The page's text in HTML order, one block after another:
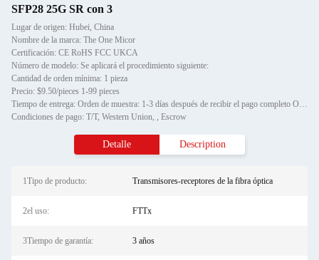
SFP28 25G SR con 3
Lugar de origen: Hubei, China
Nombre de la marca: The One Micor
Certificación: CE RoHS FCC UKCA
Número de modelo: Se aplicará el procedimiento siguiente:
Cantidad de orden mínima: 1 pieza
Precio: $9.50/pieces 1-99 pieces
Tiempo de entrega: Orden de muestra: 1-3 días después de recibir el pago completo Orden de stock: 3-7 días después de r
Condiciones de pago: T/T, Western Union, , Escrow
Detalle Description
1Tipo de producto: Transmisores-receptores de la fibra óptica
2el uso: FTTx
3Tiempo de garantía: 3 años